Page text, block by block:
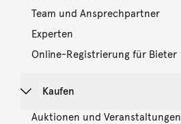
Team und Ansprechpartner
Experten
Online-Registrierung für Bieter
Kaufen
Auktionen und Veranstaltungen